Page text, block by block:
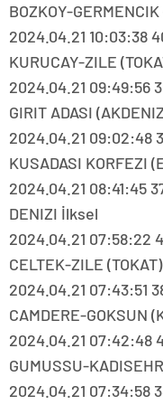
BOZKOY-
2024.04.21 10:03:38
KURUCAY-ZILE
2024.04.21 09:49:56
GIRIT ADASI
2024.04.21 09:02:48
KUSADASI KORFEZI
2024.04.21 08:41:45
DENIZI İlksel
2024.04.21 07:58:22
CELTEK-ZILE
2024.04.21 07:43:51
CAMDERE-GOKSUN
2024.04.21 07:42:48
GUMUSSU-
2024.04.21 07:34:58